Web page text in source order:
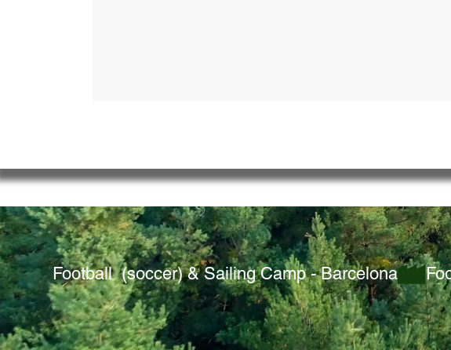
Football  (soccer) & Sailing Camp - Barcelona